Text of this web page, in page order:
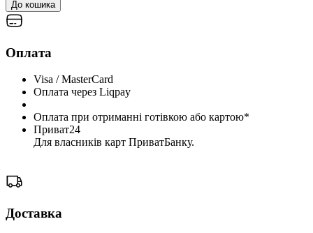
До кошика
Оплата
Visa / MasterCard
Оплата через Liqpay
Оплата при отриманні готівкою або картою*
Приват24
Для власників карт ПриватБанку.
Доставка